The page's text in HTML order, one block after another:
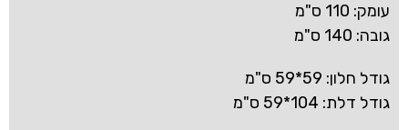
עומק: 110 ס"מ
גובה: 140 ס"מ
גודל חלון: 59*59 ס"מ
גודל דלת: 104*59 ס"מ